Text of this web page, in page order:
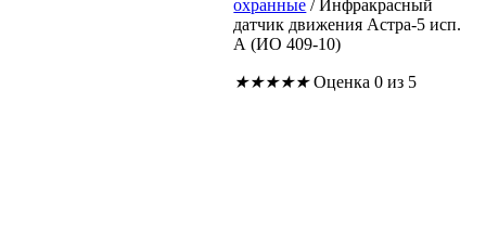
охранные /Инфракрасный
датчик движения Астра-5 исп.
А (ИО 409-10)
★★★★★ Оценка 0 из 5